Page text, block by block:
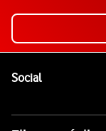
SocialEnlaces a las